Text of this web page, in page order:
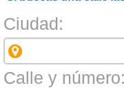
Ciudad:
Calle y número: